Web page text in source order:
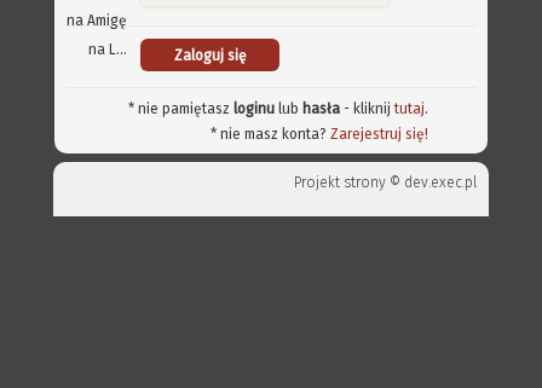
na Amigę
na L...
* nie pamiętasz loginu lub hasła - kliknijtutaj.
* nie masz konta? Zarejestruj się!
Projekt strony © dev.exec.pl